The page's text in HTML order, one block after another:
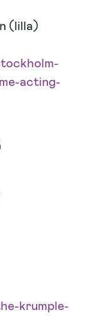
(lilla)
acting-
krumple-